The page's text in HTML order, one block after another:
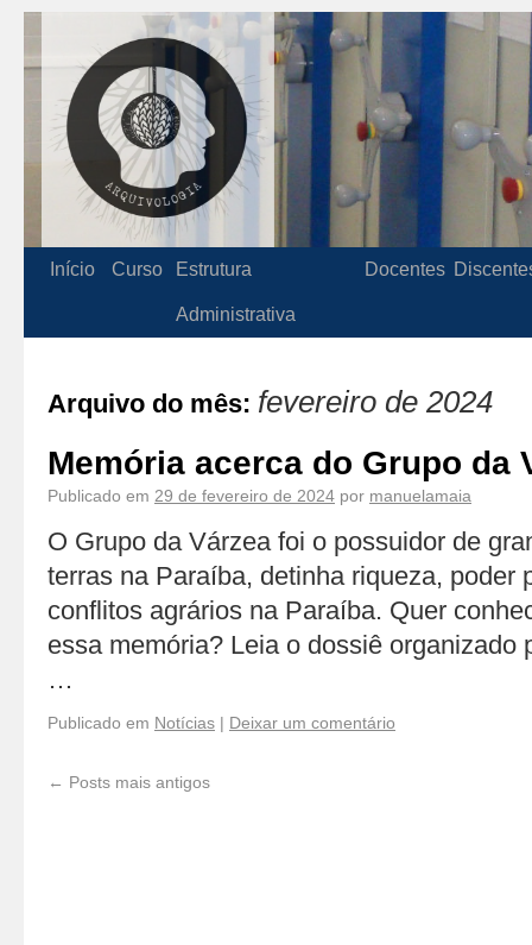
Início Curso Estrutura
Administrativa
Docentes
Arquivo do mês: fevereiro de 2024
Memória acerca do Grupo da
Publicado em 29 de fevereiro de 2024 por manuelamaia
O Grupo da Várzea foi o possuidor de
terras na Paraíba, detinha riqueza, poder
conflitos agrários na Paraíba. Quer
essa memória? Leia o dossiê organizado
…
Publicado em Notícias | Deixar um comentário
← Posts mais antigos